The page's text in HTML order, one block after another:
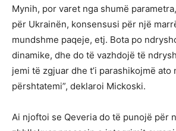
Mynih, por varet nga shumë
për Ukrainën, konsensusi për një
mundshme paqeje, etj. Bota po
dinamike, dhe do të vazhdojë të
jemi të zgjuar dhe t’i parashikojmë ato
përshtatemi”, deklaroi Mickoski.
Ai njoftoi se Qeveria do të punojë për